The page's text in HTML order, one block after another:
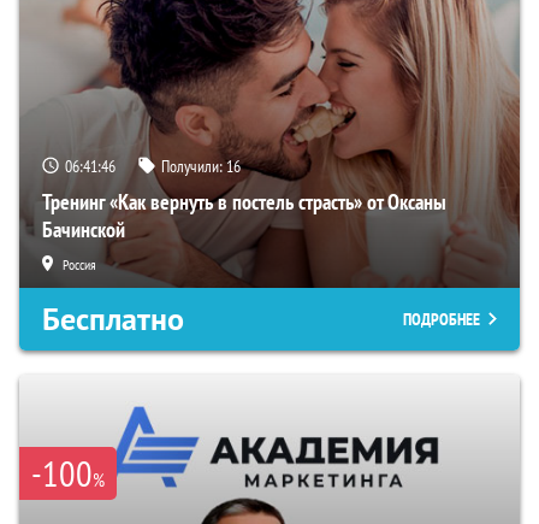
06:41:45 Получили:16
Тренинг «Как вернуть в постель страсть» от Оксаны
Бачинской
Россия
Бесплатно ПОДРОБНЕЕ
-100%